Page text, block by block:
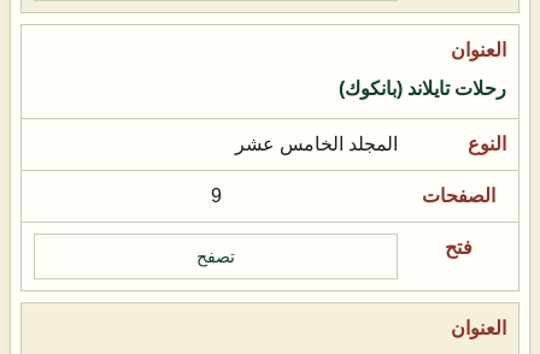
رحلات تايلاند (بانكوك)
المجلد الخامس عشر
9
تصفح